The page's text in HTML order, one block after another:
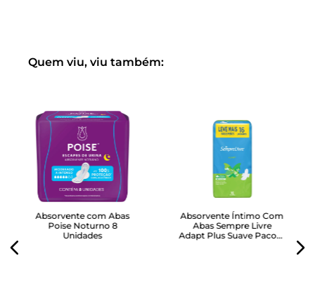
Quem viu, viu também:
Absorvente com Abas
Poise Noturno 8
Unidades
Absorvente Íntimo Com
Abas Sempre Livre
Adapt Plus Suave Pacote